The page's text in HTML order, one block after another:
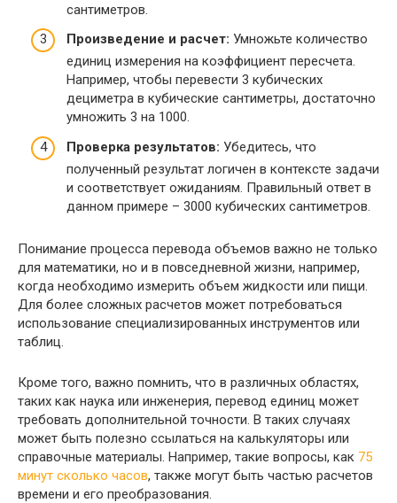
сантиметров.
Произведение и расчет: Умножьте количество
единиц измерения на коэффициент пересчета.
Например, чтобы перевести 3 кубических
дециметра в кубические сантиметры, достаточно
умножить 3 на 1000.
Проверка результатов: Убедитесь, что
полученный результат логичен в контексте задачи
и соответствует ожиданиям. Правильный ответ в
данном примере – 3000 кубических сантиметров.
Понимание процесса перевода объемов важно не только
для математики, но и в повседневной жизни, например,
когда необходимо измерить объем жидкости или пищи.
Для более сложных расчетов может потребоваться
использование специализированных инструментов или
таблиц.
Кроме того, важно помнить, что в различных областях,
таких как наука или инженерия, перевод единиц может
требовать дополнительной точности. В таких случаях
может быть полезно ссылаться на калькуляторы или
справочные материалы. Например, такие вопросы, как 75
минут сколько часов, также могут быть частью расчетов
времени и его преобразования.